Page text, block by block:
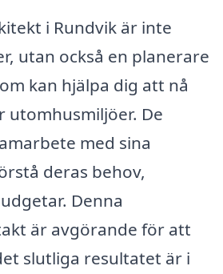
i Rundvik är inte
utan också en planerare
kan hjälpa dig att nå
utomhusmiljöer. De
med sina
deras behov,
Denna
är avgörande för att
slutliga resultatet är i